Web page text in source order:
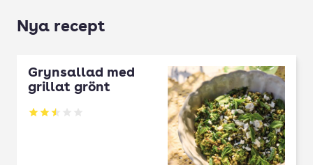
Nya recept
Grynsallad med
grillat grönt
Betyg: 2.5 av 5